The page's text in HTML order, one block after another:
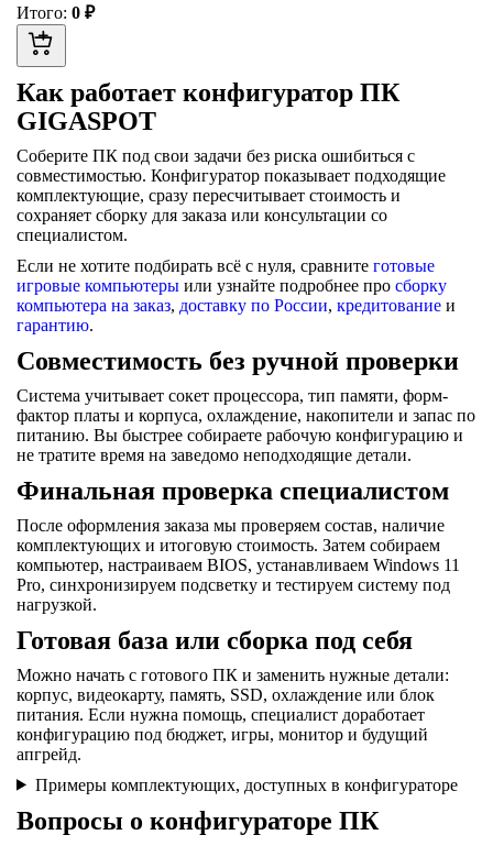
Итого: 0 ₽
Как работает конфигуратор ПК
GIGASPOT
Соберите ПК под свои задачи без риска ошибиться с
совместимостью. Конфигуратор показывает подходящие
комплектующие, сразу пересчитывает стоимость и
сохраняет сборку для заказа или консультации со
специалистом.
Если не хотите подбирать всё с нуля, сравните готовые
игровые компьютеры или узнайте подробнее про сборку
компьютера на заказ, доставку по России, кредитование и
гарантию.
Совместимость без ручной проверки
Система учитывает сокет процессора, тип памяти, форм-
фактор платы и корпуса, охлаждение, накопители и запас по
питанию. Вы быстрее собираете рабочую конфигурацию и
не тратите время на заведомо неподходящие детали.
Финальная проверка специалистом
После оформления заказа мы проверяем состав, наличие
комплектующих и итоговую стоимость. Затем собираем
компьютер, настраиваем BIOS, устанавливаем Windows 11
Pro, синхронизируем подсветку и тестируем систему под
нагрузкой.
Готовая база или сборка под себя
Можно начать с готового ПК и заменить нужные детали:
корпус, видеокарту, память, SSD, охлаждение или блок
питания. Если нужна помощь, специалист доработает
конфигурацию под бюджет, игры, монитор и будущий
апгрейд.
Примеры комплектующих, доступных в конфигураторе
Вопросы о конфигураторе ПК